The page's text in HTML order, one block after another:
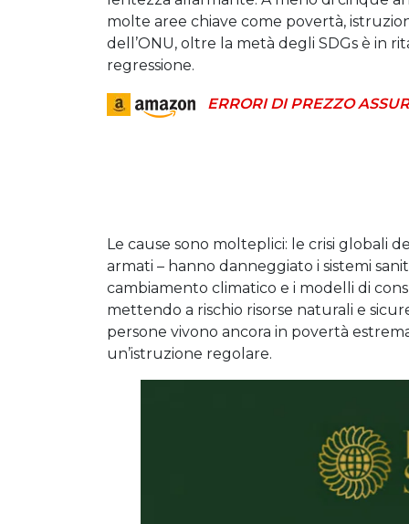
molte aree chiave come povertà,
dell’ONU, oltre la metà degli SDGs è in
regressione.
ERRORI DI PREZZO
Le cause sono molteplici: le crisi globali
armati – hanno danneggiato i sistemi
cambiamento climatico e i modelli di
mettendo a rischio risorse naturali e
persone vivono ancora in povertà
un’istruzione regolare.